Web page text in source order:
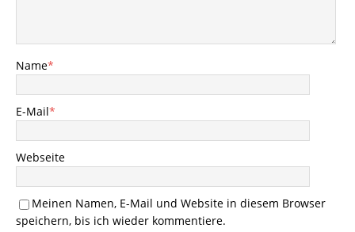
Name*
E-Mail*
Webseite
Meinen Namen, E-Mail und Website in diesem Browser
speichern, bis ich wieder kommentiere.